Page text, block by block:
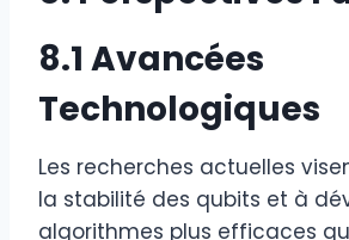
8.1 Avancées
Technologiques
Les recherches actuelles
la stabilité des qubits et à
algorithmes plus efficaces